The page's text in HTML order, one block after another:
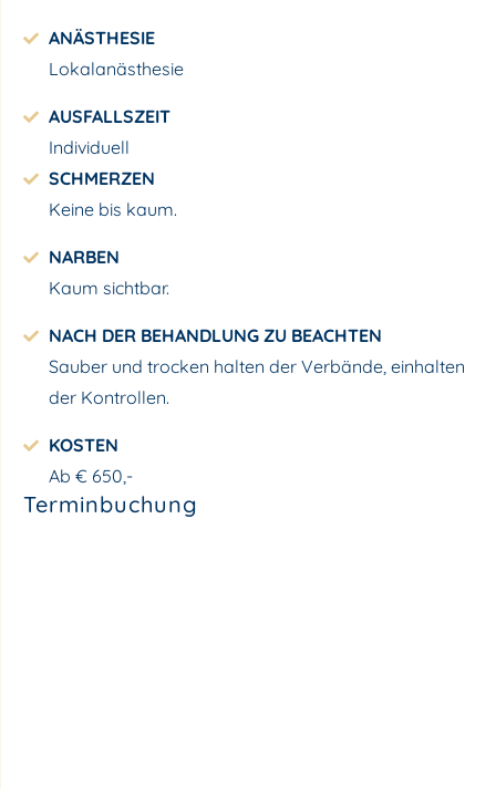
ANÄSTHESIE
Lokalanästhesie
AUSFALLSZEIT
Individuell
SCHMERZEN
Keine bis kaum.
NARBEN
Kaum sichtbar.
NACH DER BEHANDLUNG ZU BEACHTEN
Sauber und trocken halten der Verbände, einhalten
der Kontrollen.
KOSTEN
Ab € 650,-
Terminbuchung